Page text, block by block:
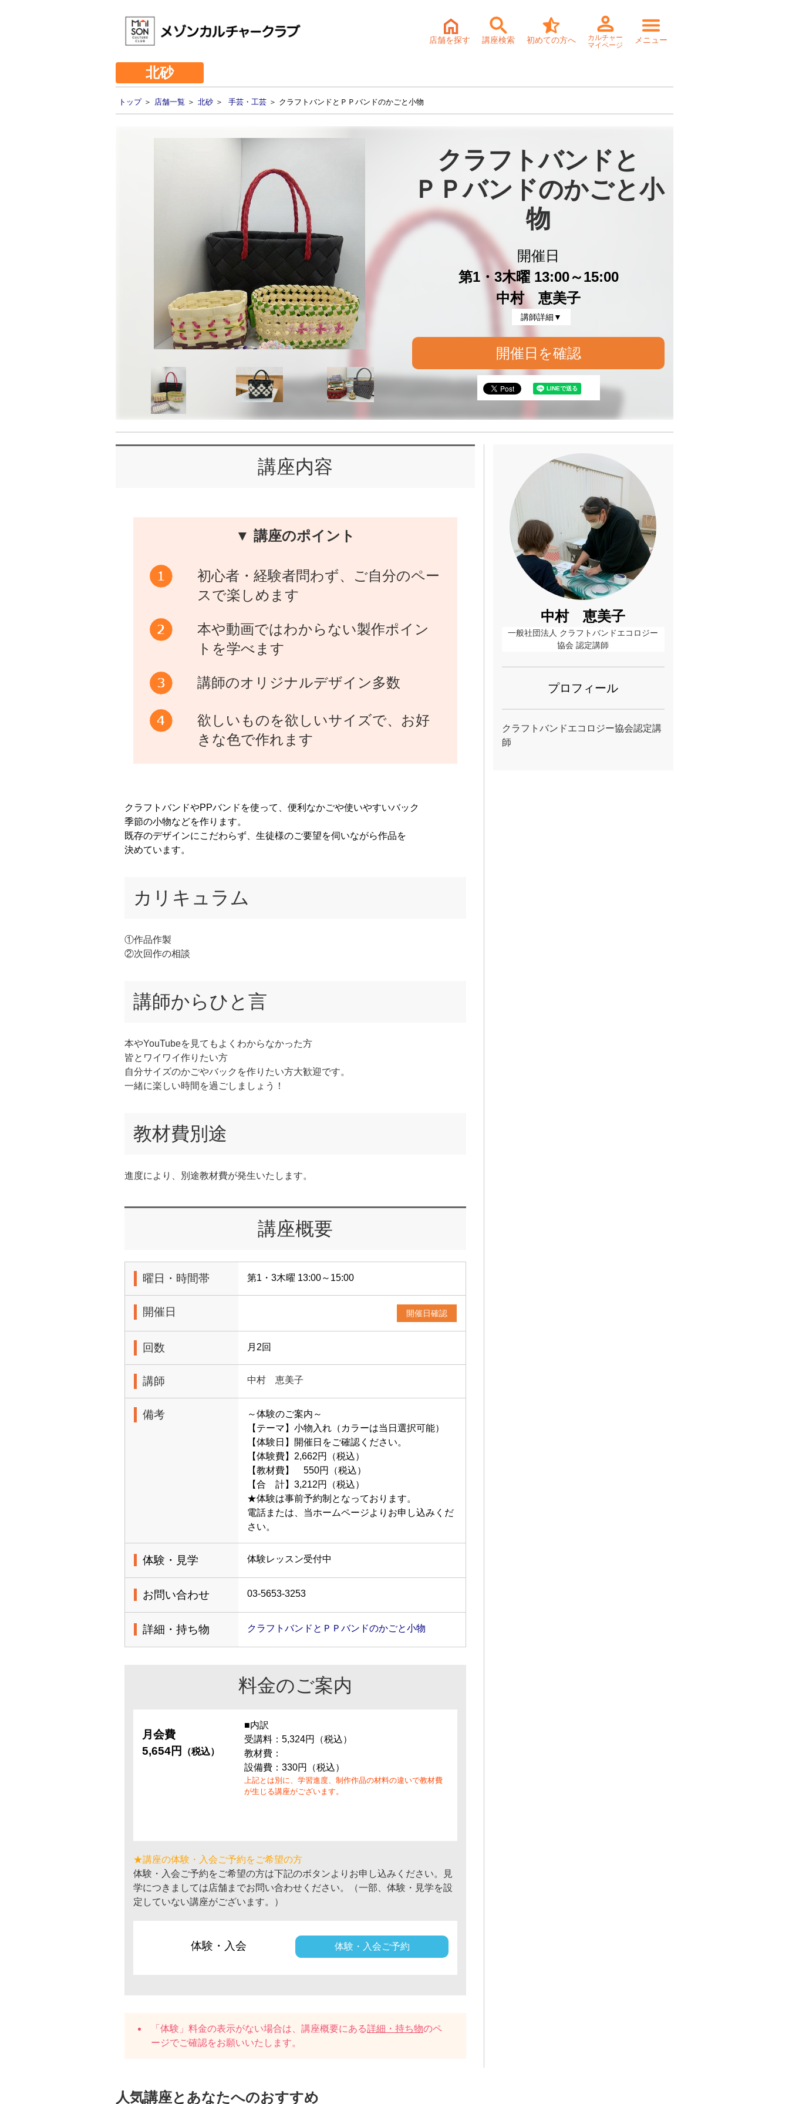
店舗を探す 講座検索 初めての方へ
カルチャー
マイページ
メニュー
北砂
トップ＞ 店舗一覧 ＞ 北砂 ＞ 手芸・工芸 ＞ クラフトバンドとＰＰバンドのかごと小物
クラフトバンドと
ＰＰバンドのかごと小
物
開催日
第1・3木曜 13:00～15:00
中村 恵美子
講師詳細▼
開催日を確認
講座内容
▼ 講座のポイント
初心者・経験者問わず、ご自分のペー
スで楽しめます
本や動画ではわからない製作ポイン
トを学べます
講師のオリジナルデザイン多数
欲しいものを欲しいサイズで、お好
きな色で作れます
クラフトバンドやPPバンドを使って、便利なかごや使いやすいバック
季節の小物などを作ります。
既存のデザインにこだわらず、生徒様のご要望を伺いながら作品を
決めています。
カリキュラム
①作品作製
②次回作の相談
講師からひと言
本やYouTubeを見てもよくわからなかった方
皆とワイワイ作りたい方
自分サイズのかごやバックを作りたい方大歓迎です。
一緒に楽しい時間を過ごしましょう！
教材費別途
進度により、別途教材費が発生いたします。
講座概要
曜日・時間帯 第1・3木曜 13:00～15:00
開催日 開催日確認
回数 月2回
講師 中村 恵美子
備考
～体験のご案内～
【テーマ】小物入れ（カラーは当日選択可能）
【体験日】開催日をご確認ください。
【体験費】2,662円（税込）
【教材費】 550円（税込）
【合 計】3,212円（税込）
★体験は事前予約制となっております。
電話または、当ホームページよりお申し込みくだ
さい。
体験・見学 体験レッスン受付中
お問い合わせ 03-5653-3253
詳細・持ち物 クラフトバンドとＰＰバンドのかごと小物
料金のご案内
月会費
5,654円
（税込）
■内訳
受講料：5,324円（税込）
教材費：
設備費：330円（税込）
上記とは別に、学習進度、制作作品の材料の違いで教材費
が生じる講座がございます。
★講座の体験・入会ご予約をご希望の方
体験・入会ご予約をご希望の方は下記のボタンよりお申し込みください。見
学につきましては店舗までお問い合わせください。（一部、体験・見学を設
定していない講座がございます。）
体験・入会 体験・入会ご予約
「体験」料金の表示がない場合は、講座概要にある詳細・持ち物のペ
ージでご確認をお願いいたします。
中村 恵美子
一般社団法人 クラフトバンドエコロジー
協会 認定講師
プロフィール
クラフトバンドエコロジー協会認定講
師